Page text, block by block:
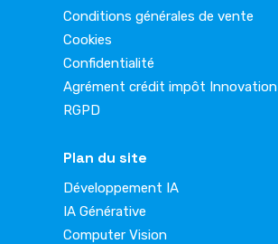
Conditions générales de vente
Cookies
Confidentialité
Agrément crédit impôt Innovation
RGPD
Plan du site
Développement IA
IA Générative
Computer Vision